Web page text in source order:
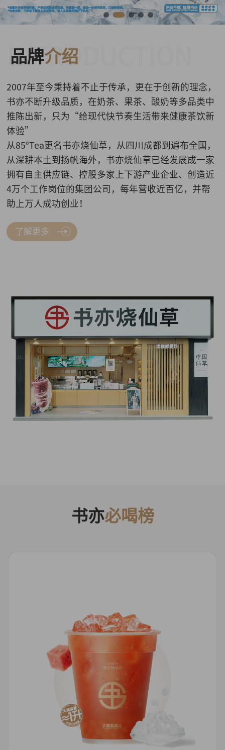
INTRODUCTION
品牌介绍
2007年至今秉持着不止于传承，更在于创新的理念，
书亦不断升级品质，在奶茶、果茶、酸奶等多品类中
推陈出新，只为“给现代快节奏生活带来健康茶饮新
体验”
从85°Tea更名书亦烧仙草，从四川成都到遍布全国，
从深耕本土到扬帆海外，书亦烧仙草已经发展成一家
拥有自主供应链、控股多家上下游产业企业、创造近
4万个工作岗位的集团公司，每年营收近百亿，并帮
助上万人成功创业！
了解更多
书亦必喝榜